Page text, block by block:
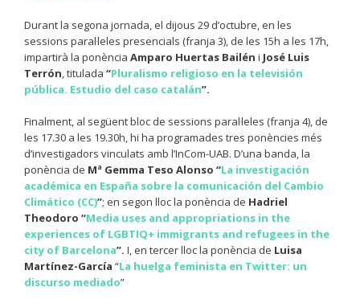
Durant la segona jornada, el dijous 29 d’octubre, en les
sessions paral·leles presencials (franja 3), de les 15h a les 17h,
impartirà la ponència Amparo Huertas Bailén i José Luis
Terrón , titulada “Pluralismo religioso en la televisión
pública. Estudio del caso catalán”.
Finalment, al següent bloc de sessions paral·leles (franja 4), de
les 17.30 a les 19.30h, hi ha programades tres ponències més
d’investigadors vinculats amb l’InCom-UAB. D’una banda, la
ponència de Mª Gemma Teso Alonso “La investigación
académica en España sobre la comunicación del Cambio
Climático (CC)”; en segon lloc la ponència de Hadriel
Theodoro “Media uses and appropriations in the
experiences of LGBTIQ+ immigrants and refugees in the
city of Barcelona”. I, en tercer lloc la ponència de Luisa
Martínez-García “La huelga feminista en Twitter: un
discurso mediado”